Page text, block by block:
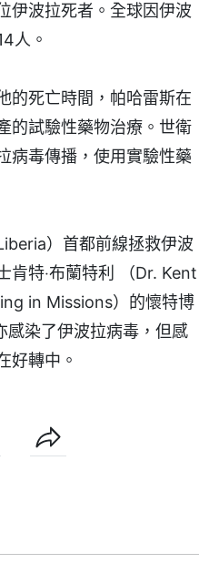
伊波拉死者。全球因伊波
人。
的死亡時間，帕哈雷斯在
的試驗性藥物治療。世衛
病毒傳播，使用實驗性藥
）首都前線拯救伊波
肯特‧布蘭特利 （Dr. Kent
in Missions）的懷特博
染了伊波拉病毒，但感
好轉中。